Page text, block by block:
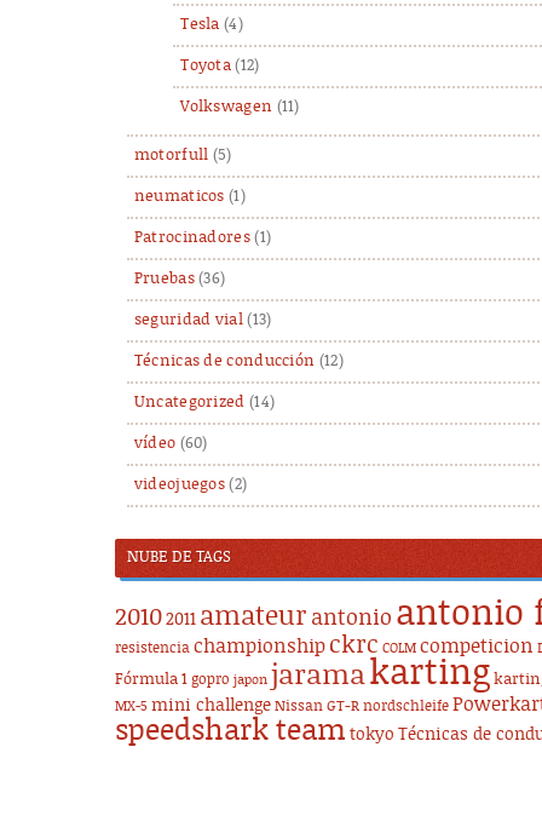
Tesla (4)
Toyota (12)
Volkswagen (11)
motorfull (5)
neumaticos (1)
Patrocinadores(1)
Pruebas(36)
seguridad vial(13)
Técnicas de conducción (12)
Uncategorized (14)
vídeo (60)
videojuegos (2)
NUBE DE TAGS
20102011 amateur antonio antonio
resistencia championship ckrc COLM competicion
Fórmula 1 gopro japon jaramakarting
MX-5 mini challenge Nissan GT-R nordschleife
speedshark team tokyo Técnicas de